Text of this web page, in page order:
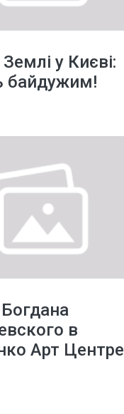
у Києві:
байдужим!
в
Арт Центре